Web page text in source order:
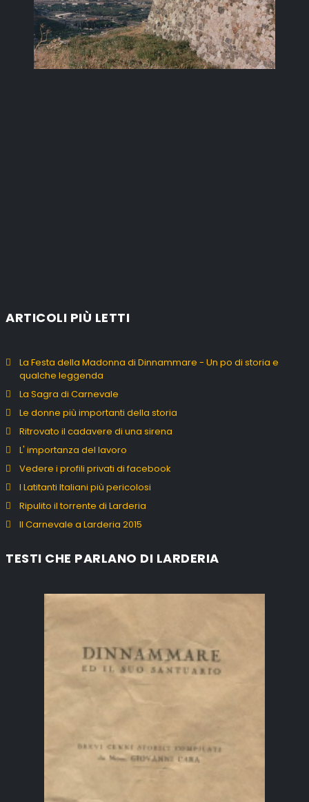
ARTICOLI PIÙ LETTI
La Festa della Madonna di Dinnammare - Un po di storia e
qualche leggenda
La Sagra di Carnevale
Le donne più importanti della storia
Ritrovato il cadavere di una sirena
L' importanza del lavoro
Vedere i profili privati di facebook
I Latitanti Italiani più pericolosi
Ripulito il torrente di Larderia
Il Carnevale a Larderia 2015
TESTI CHE PARLANO DI LARDERIA